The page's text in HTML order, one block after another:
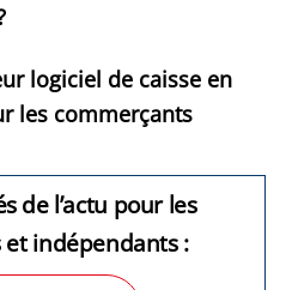
logiciel de caisse en
les commerçants
de l’actu pour les
indépendants :